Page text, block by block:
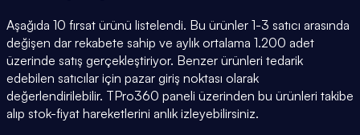
Aşağıda 10 fırsat ürünü listelendi. Bu ürünler 1-3 satıcı arasında
değişen dar rekabete sahip ve aylık ortalama 1.200 adet
üzerinde satış gerçekleştiriyor. Benzer ürünleri tedarik
edebilen satıcılar için pazar giriş noktası olarak
değerlendirilebilir. TPro360 paneli üzerinden bu ürünleri takibe
alıp stok-fiyat hareketlerini anlık izleyebilirsiniz.